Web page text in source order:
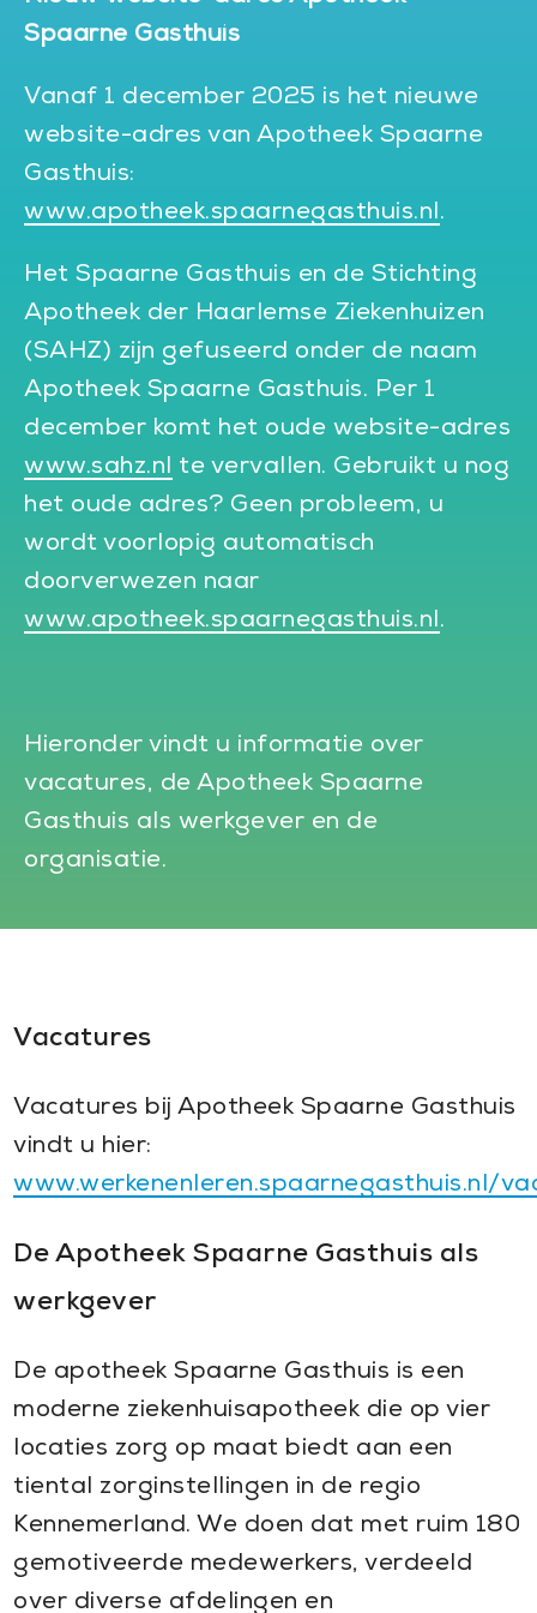
Spaarne Gasthuis
Vanaf 1 december 2025 is het nieuwe
website-adres van Apotheek Spaarne
Gasthuis:
www.apotheek.spaarnegasthuis.nl.
Het Spaarne Gasthuis en de Stichting
Apotheek der Haarlemse Ziekenhuizen
(SAHZ) zijn gefuseerd onder de naam
Apotheek Spaarne Gasthuis. Per 1
december komt het oude website-adres
www.sahz.nl te vervallen. Gebruikt u nog
het oude adres? Geen probleem, u
wordt voorlopig automatisch
doorverwezen naar
www.apotheek.spaarnegasthuis.nl.
Hieronder vindt u informatie over
vacatures, de Apotheek Spaarne
Gasthuis als werkgever en de
organisatie.
Vacatures
Vacatures bij Apotheek Spaarne Gasthuis
vindt u hier:
www.werkenenleren.spaarnegasthuis.nl/
De Apotheek Spaarne Gasthuis als
werkgever
De apotheek Spaarne Gasthuis is een
moderne ziekenhuisapotheek die op vier
locaties zorg op maat biedt aan een
tiental zorginstellingen in de regio
Kennemerland. We doen dat met ruim 180
gemotiveerde medewerkers, verdeeld
over diverse afdelingen en